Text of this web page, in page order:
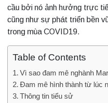
cầu bởi nó ảnh hưởng trực
cũng như sự phát triển bền
trong mùa COVID19.
Table of Contents
Vì sao đam mê nghành
Đam mê hình thành từ lúc
Thông tin tiểu sử